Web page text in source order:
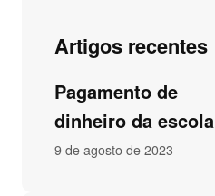
Artigos recentes
Pagamento de
dinheiro da escola
9 de agosto de 2023